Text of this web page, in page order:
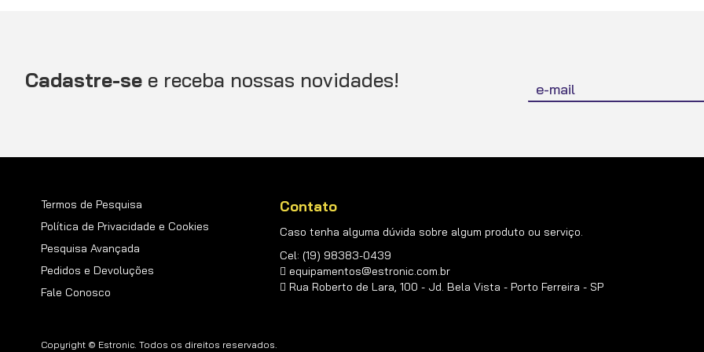
Cadastre-se e receba nossas novidades!
se
na
Termos de Pesquisa
Política de Privacidade e Cookies
Pesquisa Avançada
Pedidos e Devoluções
Fale Conosco
Contato
Caso tenha alguma dúvida sobre algum produto ou serviço.
Cel: (19) 98383-0439
equipamentos@estronic.com.br
Rua Roberto de Lara, 100 - Jd. Bela Vista - Porto Ferreira - SP
Copyright © Estronic. Todos os direitos reservados.